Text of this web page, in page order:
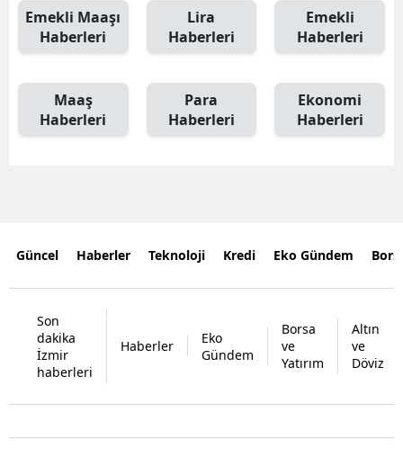
Emekli Maaşı
Haberleri
Lira
Haberleri
Emekli
Haberleri
Maaş
Haberleri
Para
Haberleri
Ekonomi
Haberleri
Güncel Haberler Teknoloji Kredi Eko Gündem
Son
dakika
İzmir
haberleri
Haberler
Eko
Gündem
Borsa
ve
Yatırım
Altın
ve
Döviz